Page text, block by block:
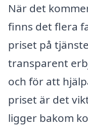
När det
finns det flera
priset på
transparent
och för att
priset är det
ligger bakom